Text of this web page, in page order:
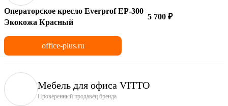
Операторское кресло Everprof EP-300
Экокожа Красный
5 700 ₽
office-plus.ru
Мебель для офиса VITTO
Проверенный продавец бренда